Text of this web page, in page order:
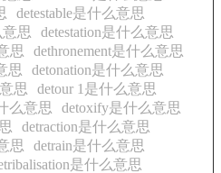
detestable是什么意思
意思
detestation是什么意思
思
dethronement是什么意思
思
detonation是什么意思
思
detour 1是什么意思
么意思
detoxify是什么意思
detraction是什么意思
思
detrain是什么意思
是什么意思